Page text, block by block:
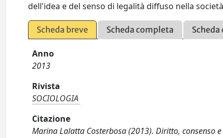
dell'idea e del senso di legalità diffuso nella
Scheda breve Scheda completa
Anno
2013
Rivista
SOCIOLOGIA
Citazione
Marina Lalatta Costerbosa (2013). Diritto, consenso